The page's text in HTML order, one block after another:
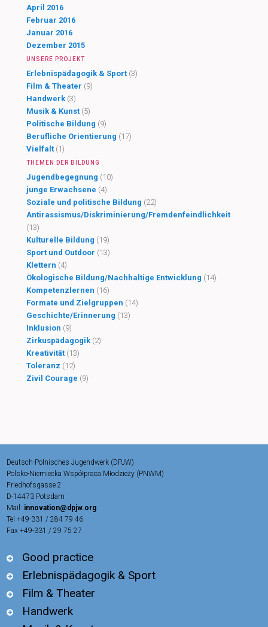
April 2016
Februar 2016
Januar 2016
Dezember 2015
UNSERE PROJEKT
Erlebnispädagogik & Sport(3)
Film & Theater (9)
Handwerk(3)
Musik & Kunst(5)
Politische Bildung (9)
Berufliche Orientierung (17)
Vielfalt(1)
THEMEN DER BILDUNG
Jugendbegegnung (10)
junge Erwachsene (4)
Soziale und politische Bildung (22)
Antirassismus/Diskriminierung/Fremdenfeindlichkeit
(13)
Kulturelle Bildung (19)
Sport und Outdoor (13)
Klettern (4)
Ökologische Bildung/Nachhaltige Entwicklung (14)
Kompetenzlernen (16)
Formate und Zielgruppen (14)
Geschichte/Erinnerung (13)
Inklusion (9)
Zirkuspädagogik(2)
Kreativität(13)
Toleranz (12)
Zivil Courage (9)
Deutsch-Polnisches Jugendwerk (DPJW)
Polsko-Niemiecka Współpraca Młodzieży (PNWM)
Friedhofsgasse 2
D-14473 Potsdam
Mail: innovation@dpjw.org
Tel +49-331 / 284 79 46
Fax +49-331 / 29 75 27
Good practice
Erlebnispädagogik & Sport
Film & Theater
Handwerk